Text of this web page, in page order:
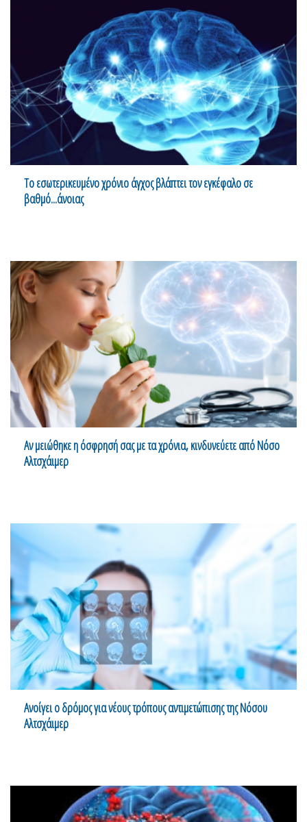
Το εσωτερικευμένο χρόνιο άγχος βλάπτει τον εγκέφαλο σε
βαθμό...άνοιας
Αν μειώθηκε η όσφρησή σας με τα χρόνια, κινδυνεύετε από Νόσο
Αλτσχάιμερ
Ανοίγει ο δρόμος για νέους τρόπους αντιμετώπισης της Νόσου
Αλτσχάιμερ